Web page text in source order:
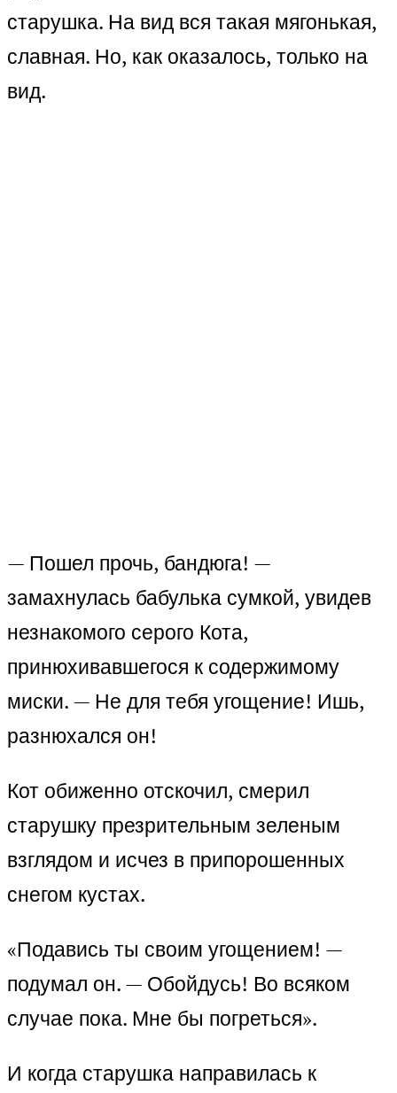
старушка. На вид вся такая мягонькая,
славная. Но, как оказалось, только на
вид.
— Пошел прочь, бандюга! —
замахнулась бабулька сумкой, увидев
незнакомого серого Кота,
принюхивавшегося к содержимому
миски. — Не для тебя угощение! Ишь,
разнюхался он!
Кот обиженно отскочил, смерил
старушку презрительным зеленым
взглядом и исчез в припорошенных
снегом кустах.
«Подавись ты своим угощением! —
подумал он. — Обойдусь! Во всяком
случае пока. Мне бы погреться».
И когда старушка направилась к